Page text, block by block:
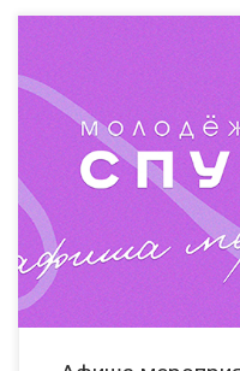
22.07.2025/25.07.2025 12:00/
воде» Мероприятие
д.20а/КИ «Вера», ул. Гайдара, д.
рисованию «Рисуем вместе»
различными способами с
[…]